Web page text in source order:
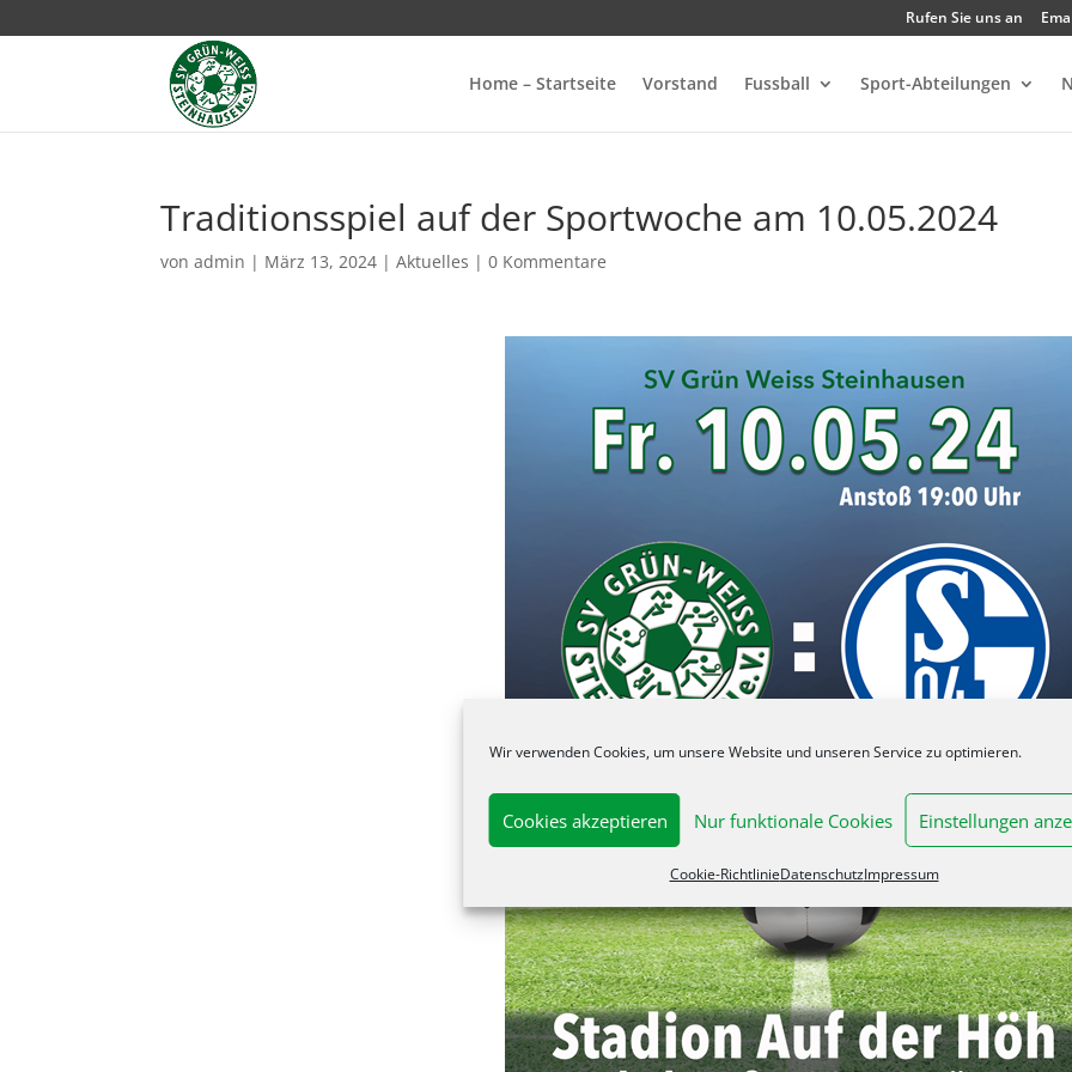
Wir verwenden Cookies, um unsere Website und unseren Service zu optimieren.
Cookies akzeptieren Nur funktionale Cookies Einstellungen
Cookie-RichtlinieDatenschutzImpressum
Rufen Sie uns an
Home – Startseite Vorstand Fussball Sport-Abteilungen
Traditionsspiel auf der Sportwoche am 10.05.2024
vonadmin | März 13, 2024 |Aktuelles |0 Kommentare